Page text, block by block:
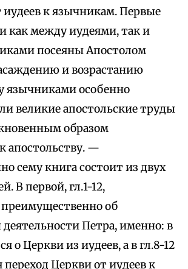
иудеев к язычникам. Первые
как между иудеями, так и
посеяны Апостолом
и возрастанию
язычниками особенно
великие апостольские труды
образом
апостольству. —
сему книга состоит из двух
В первой, гл.1-12,
преимущественно об
деятельности Петра, именно: в
о Церкви из иудеев, а в гл.8-12
переход Церкви от иудеев к